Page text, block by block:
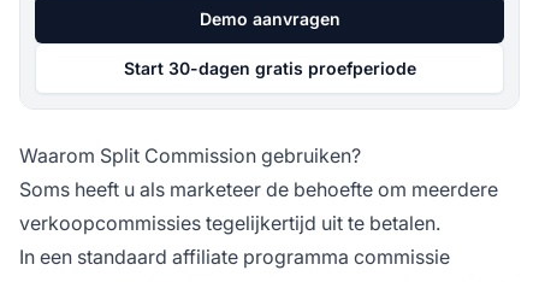
Demo aanvragen
Start 30-dagen gratis proefperiode
Waarom Split Commission gebruiken?
Soms heeft u als marketeer de behoefte om meerdere
verkoopcommissies tegelijkertijd uit te betalen.
In een standaard affiliate programma commissie